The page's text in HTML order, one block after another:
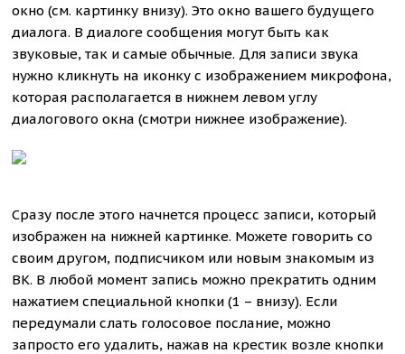
окно (см. картинку внизу). Это окно вашего будущего
диалога. В диалоге сообщения могут быть как
звуковые, так и самые обычные. Для записи звука
нужно кликнуть на иконку с изображением микрофона,
которая располагается в нижнем левом углу
диалогового окна (смотри нижнее изображение).
Сразу после этого начнется процесс записи, который
изображен на нижней картинке. Можете говорить со
своим другом, подписчиком или новым знакомым из
ВК. В любой момент запись можно прекратить одним
нажатием специальной кнопки (1 – внизу). Если
передумали слать голосовое послание, можно
запросто его удалить, нажав на крестик возле кнопки